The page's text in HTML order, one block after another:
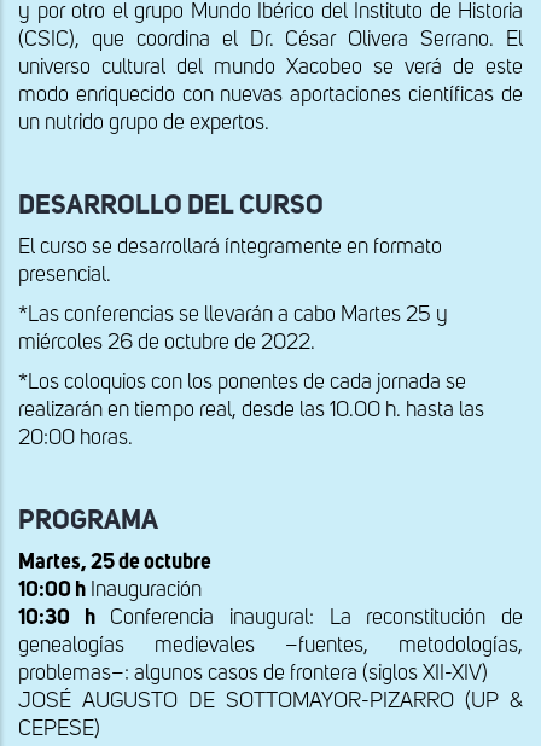
y por otro el grupo Mundo Ibérico del Instituto de Historia
(CSIC), que coordina el Dr. César Olivera Serrano. El
universo cultural del mundo Xacobeo se verá de este
modo enriquecido con nuevas aportaciones científicas de
un nutrido grupo de expertos.
DESARROLLO DEL CURSO
El curso se desarrollará íntegramente en formato
presencial.
*Las conferencias se llevarán a cabo Martes 25 y
miércoles 26 de octubre de 2022.
*Los coloquios con los ponentes de cada jornada se
realizarán en tiempo real, desde las 10.00 h. hasta las
20:00 horas.
PROGRAMA
Martes, 25 de octubre
10:00 h Inauguración
10:30 hConferencia inaugural: La reconstitución de
genealogías medievales –fuentes, metodologías,
problemas–: algunos casos de frontera (siglos XII-XIV)
JOSÉ AUGUSTO DE SOTTOMAYOR-PIZARRO (UP &
CEPESE)